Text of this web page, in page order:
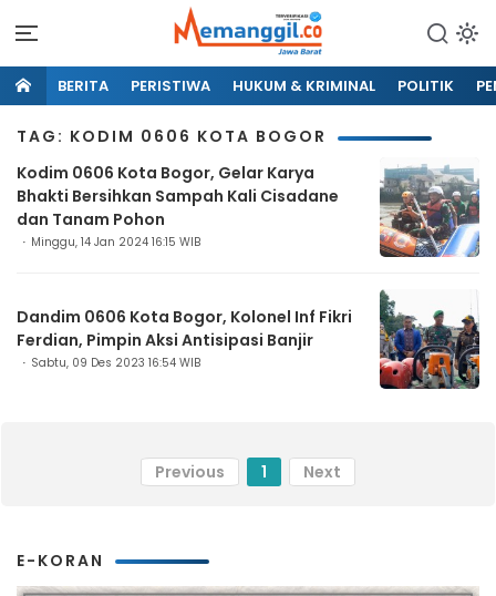
BERITA PERISTIWA HUKUM & KRIMINAL POLITIK
TAG: KODIM 0606 KOTA BOGOR
Kodim 0606 Kota Bogor, Gelar Karya
Bhakti Bersihkan Sampah Kali Cisadane
dan Tanam Pohon
Minggu, 14 Jan 2024 16:15 WIB
Dandim 0606 Kota Bogor, Kolonel Inf Fikri
Ferdian, Pimpin Aksi Antisipasi Banjir
Sabtu, 09 Des 2023 16:54 WIB
Previous 1 Next
E-KORAN